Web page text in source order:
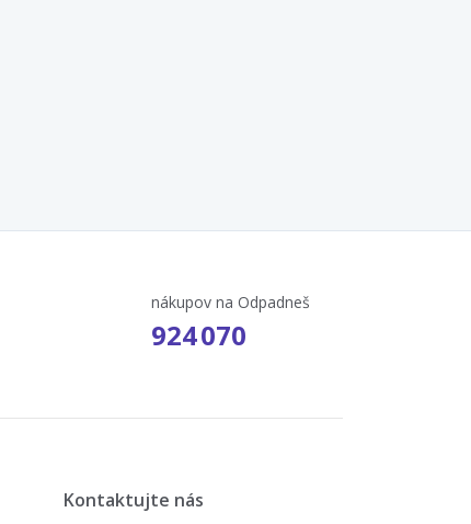
nákupov na Odpadneš
924 070
Kontaktujte nás